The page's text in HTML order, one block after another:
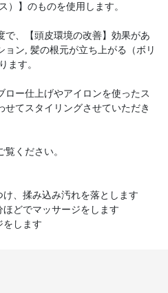
）】のものを使用します。
で、【頭皮環境の改善】効果があ
ョン, 髪の根元が立ち上がる（ボリ
ます。
ロー仕上げやアイロンを使ったス
せてスタイリングさせていただき
ください。
け、揉み込み汚れを落とします
ほどでマッサージをします
をします